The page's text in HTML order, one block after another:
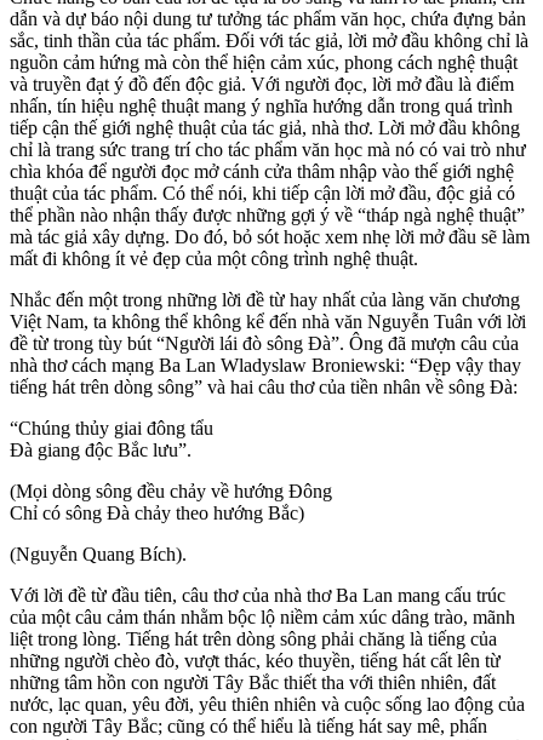
dẫn và dự báo nội dung tư tưởng tác phẩm văn học, chứa đựng bản
sắc, tinh thần của tác phẩm. Đối với tác giả, lời mở đầu không chỉ là
nguồn cảm hứng mà còn thể hiện cảm xúc, phong cách nghệ thuật
và truyền đạt ý đồ đến độc giả. Với người đọc, lời mở đầu là điểm
nhấn, tín hiệu nghệ thuật mang ý nghĩa hướng dẫn trong quá trình
tiếp cận thế giới nghệ thuật của tác giả, nhà thơ. Lời mở đầu không
chỉ là trang sức trang trí cho tác phẩm văn học mà nó có vai trò như
chìa khóa để người đọc mở cánh cửa thâm nhập vào thế giới nghệ
thuật của tác phẩm. Có thể nói, khi tiếp cận lời mở đầu, độc giả có
thể phần nào nhận thấy được những gợi ý về “tháp ngà nghệ thuật”
mà tác giả xây dựng. Do đó, bỏ sót hoặc xem nhẹ lời mở đầu sẽ làm
mất đi không ít vẻ đẹp của một công trình nghệ thuật.
Nhắc đến một trong những lời đề từ hay nhất của làng văn chương
Việt Nam, ta không thể không kể đến nhà văn Nguyễn Tuân với lời
đề từ trong tùy bút “Người lái đò sông Đà”. Ông đã mượn câu của
nhà thơ cách mạng Ba Lan Wladyslaw Broniewski: “Đẹp vậy thay
tiếng hát trên dòng sông” và hai câu thơ của tiền nhân về sông Đà:
“Chúng thủy giai đông tẩu
Đà giang độc Bắc lưu”.
(Mọi dòng sông đều chảy về hướng Đông
Chỉ có sông Đà chảy theo hướng Bắc)
(Nguyễn Quang Bích).
Với lời đề từ đầu tiên, câu thơ của nhà thơ Ba Lan mang cấu trúc
của một câu cảm thán nhằm bộc lộ niềm cảm xúc dâng trào, mãnh
liệt trong lòng. Tiếng hát trên dòng sông phải chăng là tiếng của
những người chèo đò, vượt thác, kéo thuyền, tiếng hát cất lên từ
những tâm hồn con người Tây Bắc thiết tha với thiên nhiên, đất
nước, lạc quan, yêu đời, yêu thiên nhiên và cuộc sống lao động của
con người Tây Bắc; cũng có thể hiểu là tiếng hát say mê, phấn